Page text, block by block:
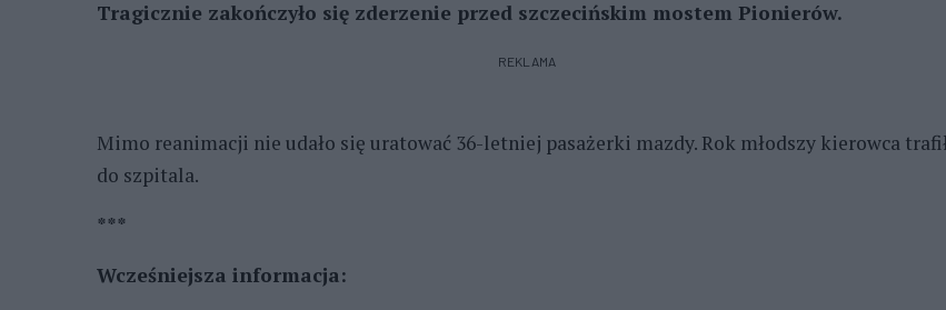
Tragicznie zakończyło się zderzenie przed szczecińskim mostem Pionierów.
REKLAMA
Mimo reanimacji nie udało się uratować 36-letniej pasażerki mazdy. Rok młodszy kierowca
do szpitala.
***
Wcześniejsza informacja: